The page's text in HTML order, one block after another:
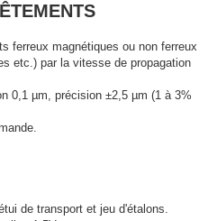
ferreux magnétiques ou non ferreux
etc.) par la vitesse de propagation
0,1 µm, précision ±2,5 µm (1 à 3%
de transport et jeu d'étalons.